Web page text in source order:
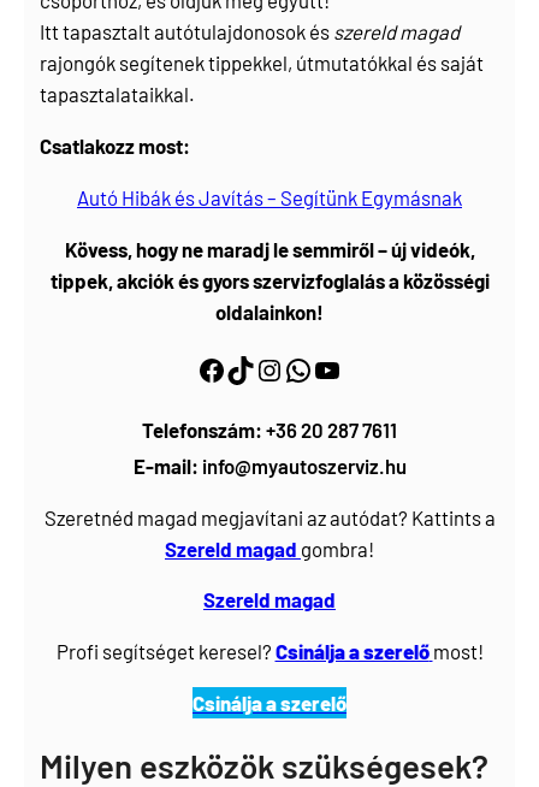
Itt tapasztalt autótulajdonosok és szereld magad
rajongók segítenek tippekkel, útmutatókkal és saját
tapasztalataikkal.
Csatlakozz most:
Autó Hibák és Javítás – Segítünk Egymásnak
Kövess, hogy ne maradj le semmiről – új videók,
tippek, akciók és gyors szervizfoglalás a közösségi
oldalainkon!
Facebook https://www.tiktok.com/@myautoszerviz.hu https://www.instagram.com/myautoszerviz.hu/ wa.me/36202877611 YouTube
Telefonszám: +36 20 287 7611
E-mail: info@myautoszerviz.hu
Szeretnéd magad megjavítani az autódat? Kattints a
Szereld magad gombra!
Szereld magad
Profi segítséget keresel? Csinálja a szerelő most!
Csinálja a szerelő
Milyen eszközök szükségesek?